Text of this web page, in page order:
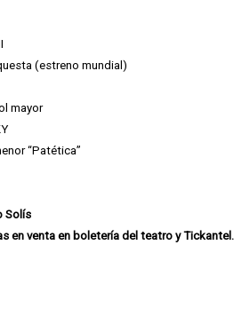
(estreno mundial)
mayor
“Patética”
Solís
en venta en boletería del teatro y Tickantel.